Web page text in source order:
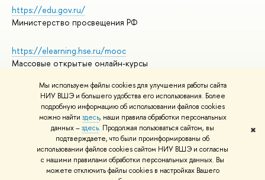
Мы используем файлы cookies для улучшения работы сайта
НИУ ВШЭ и большего удобства его использования. Более
подробную информацию об использовании файлов cookies
можно найти здесь, наши правила обработки персональных
данных –здесь. Продолжая пользоваться сайтом, вы
подтверждаете, что были проинформированы об
использовании файлов cookies сайтом НИУ ВШЭ и согласны
с нашими правилами обработки персональных данных. Вы
можете отключить файлы cookies в настройках Вашего
✖
https://edu.gov.ru/
Министерство просвещения РФ
https://elearning.hse.ru/mooc
Массовые открытые онлайн-курсы
© НИУ ВШЭ 1993–2026
Адреса и контакты
Условия использования материалов
Политика конфиденциальности
Правила применения рекомендательных технологий в НИУ ВШЭ
Карта сайта